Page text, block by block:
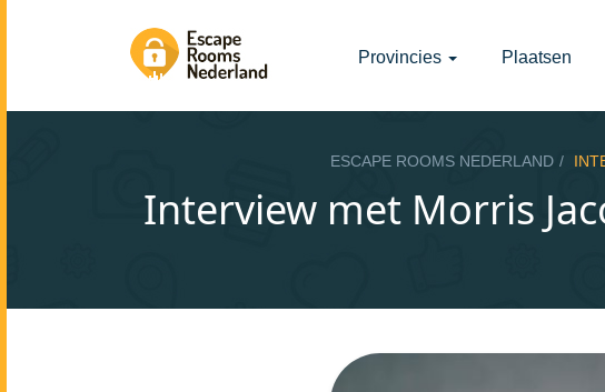
Provincies Plaatsen
ESCAPE ROOMS NEDERLAND
Interview met Morris